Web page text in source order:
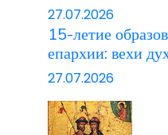
27.07.2026
15-летие
епархии: вехи
27.07.2026